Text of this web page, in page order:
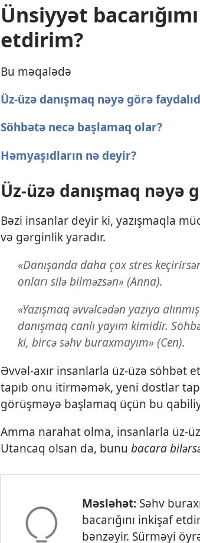
Ünsiyyət
etdirim?
Bu məqalədə
Üz-üzə danışmaq nəyə görə
Söhbətə necə başlamaq olar?
Həmyaşıdların nə deyir?
Üz-üzə danışmaq nəyə
Bəzi insanlar deyir ki, yazışmaqla
və gərginlik yaradır.
«Danışanda daha çox stres
onları silə bilməzsən» (Anna).
«Yazışmaq əvvəlcədən yazıya
danışmaq canlı yayım kimidir.
ki, bircə səhv buraxmayım» (Cen).
Əvvəl-axır insanlarla üz-üzə söhbət
tapıb onu itirməmək, yeni dostlar
görüşməyə başlamaq üçün bu
Amma narahat olma, insanlarla üz-
Utancaq olsan da, bunu bacara
Məsləhət: Səhv
bacarığını inkişaf
bənzəyir. Sürməyi